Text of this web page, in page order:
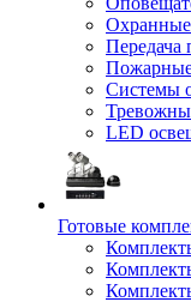
Передача
Системы
LED
Готовые